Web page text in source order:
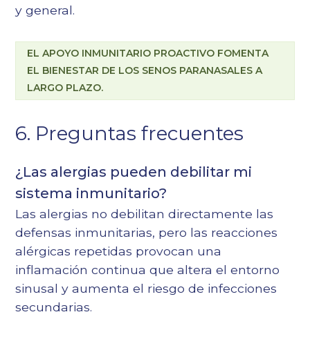
y general.
EL APOYO INMUNITARIO PROACTIVO FOMENTA
EL BIENESTAR DE LOS SENOS PARANASALES A
LARGO PLAZO.
6. Preguntas frecuentes
¿Las alergias pueden debilitar mi
sistema inmunitario?
Las alergias no debilitan directamente las
defensas inmunitarias, pero las reacciones
alérgicas repetidas provocan una
inflamación continua que altera el entorno
sinusal y aumenta el riesgo de infecciones
secundarias.